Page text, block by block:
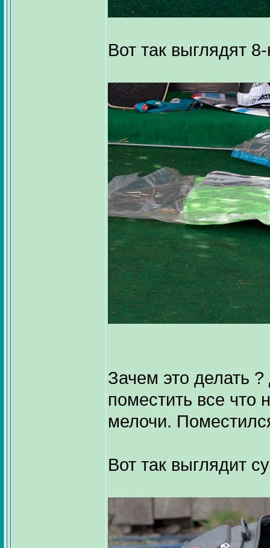
Вот так выглядят
Зачем это делать
поместить все что
мелочи.
Вот так выглядит